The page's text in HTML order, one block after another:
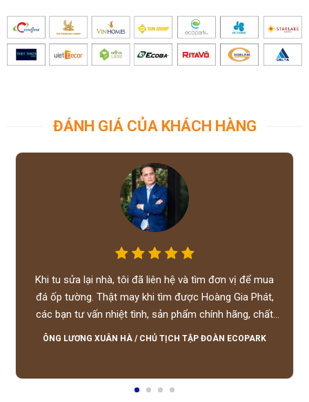
ĐÁNH GIÁ CỦA KHÁCH HÀNG
Khi tu sửa lại nhà, tôi đã liên hệ và tìm đơn vị để mua
đá ốp tường. Thật may khi tìm được Hoàng Gia Phát,
các bạn tư vấn nhiệt tình, sản phẩm chính hãng, chất
lượng tốt, giá hợp lý, hỗ trợ tận tình.
ÔNG LƯƠNG XUÂN HÀ / CHỦ TỊCH TẬP ĐOÀN ECOPARK